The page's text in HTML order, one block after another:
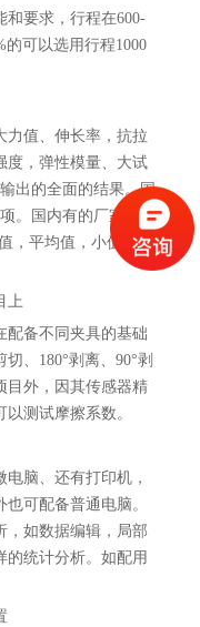
要求，行程在600-
的可以选用行程1000
值、伸长率，抗拉
度，弹性模量、大试
出的全面的结果。国
。国内有的厂家可以
，平均值，小值三
上
备不同夹具的基础
、180°剥离、90°剥
目外，因其传感器精
测试摩擦系数。
脑、还有打印机，
可配备普通电脑。
，如数据编辑，局部
的统计分析。如配用